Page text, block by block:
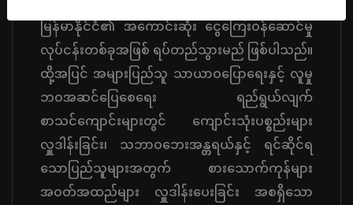
မြန်မာနိုင်ငံ၏ အကောင်းဆုံး ငွေကြေးဝန်ဆောင်မှု
လုပ်ငန်းတစ်ခုအဖြစ် ရပ်တည်သွားမည် ဖြစ်ပါသည်။
ထို့အပြင် အများပြည်သူ သာယာဝပြောရေးနှင့် လူမှု
ဘဝအဆင်ပြေစေရေး ရည်ရွယ်လျက်
စာသင်ကျောင်းများတွင် ကျောင်းသုံးပစ္စည်းများ
လှူဒါန်းခြင်း၊ သဘာဝဘေးအန္တရယ်နှင့် ရင်ဆိုင်ရ
သောပြည်သူများအတွက် စားသောက်ကုန်များ
အဝတ်အထည်များ လှူဒါန်းပေးခြင်း အစရှိသော